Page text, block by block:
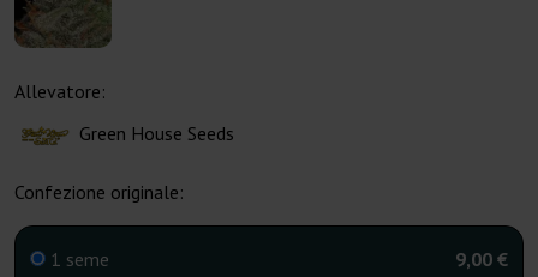
Allevatore:
Green House Seeds
Confezione originale:
1 seme 9,00 €